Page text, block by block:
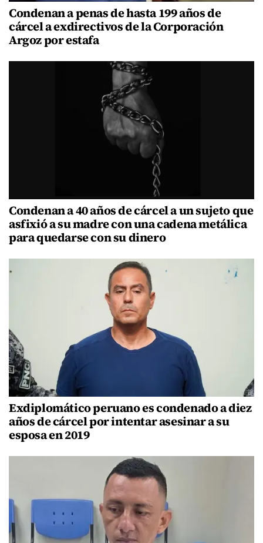
Condenan a penas de hasta 199 años de
cárcel a exdirectivos de la Corporación
Argoz por estafa
Condenan a 40 años de cárcel a un sujeto que
asfixió a su madre con una cadena metálica
para quedarse con su dinero
Exdiplomático peruano es condenado a diez
años de cárcel por intentar asesinar a su
esposa en 2019